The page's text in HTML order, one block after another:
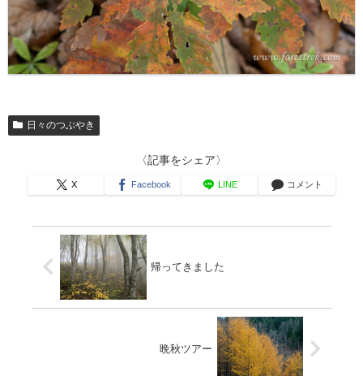
日々のつぶやき
〈記事をシェア〉
X Facebook LINE コメント
帰ってきました
晩秋ツアー